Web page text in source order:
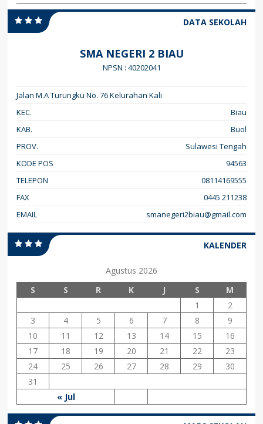
DATA SEKOLAH
SMA NEGERI 2 BIAU
NPSN : 40202041
Jalan M.A Turungku No. 76 Kelurahan Kali
KEC.
Biau
KAB.
Buol
PROV.
Sulawesi Tengah
KODE POS
94563
TELEPON
08114169555
FAX
0445 211238
EMAIL
smanegeri2biau@gmail.com
KALENDER
Agustus 2026
S
S R K J S M
« Jul
1
2
3
4 5 6 7 8
9
10
11 12 13 14 15
16
17
18 19 20 21 22
23
24
25 26 27 28 29
30
31